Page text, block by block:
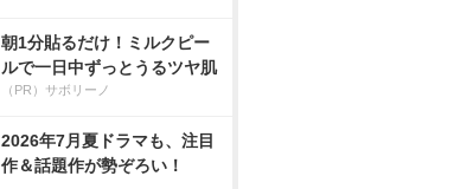
朝1分貼るだけ！ミルクピー
ルで一日中ずっとうるツヤ肌
（PR）サボリーノ
2026年7月夏ドラマも、注目
作＆話題作が勢ぞろい！